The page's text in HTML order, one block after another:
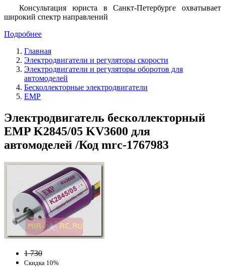
Консультация юриста в Санкт-Петербурге охватывает
широкий спектр направлений
Подробнее
Главная
Электродвигатели и регуляторы скорости
Электродвигатели и регуляторы оборотов для
автомоделей
Бесколлекторные электродвигатели
EMP
Электродвигатель бесколлекторный
EMP K2845/05 KV3600 для
автомоделей /Код mrc-1767983
1 730
Скидка 10%